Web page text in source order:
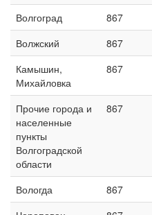
Волгоград 867
Волжский
867
Камышин,
Михайловка
867
Прочие города и
населенные
пункты
Волгоградской
области
867
Вологда 867